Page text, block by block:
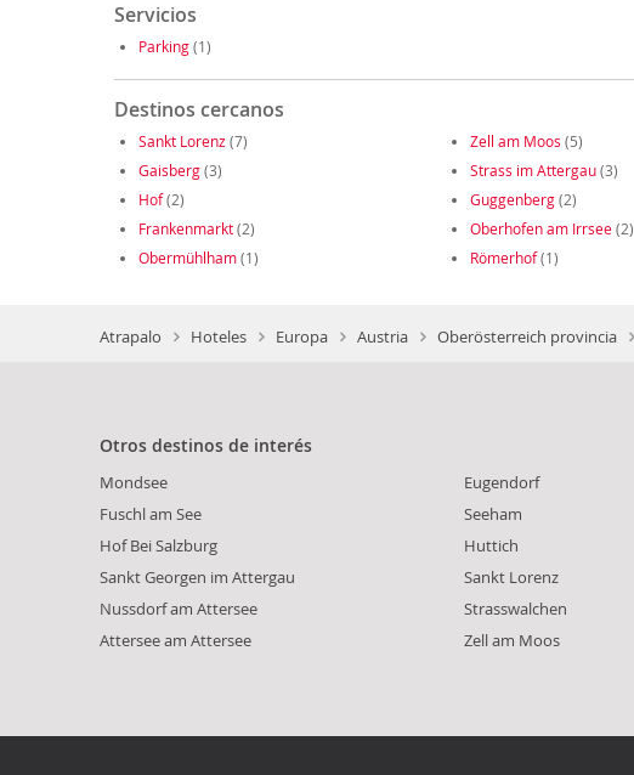
Servicios
Parking(1)
Destinos cercanos
Sankt Lorenz (7) Zell am Moos (5)
Gaisberg(3) Strass im Attergau(3)
Hof(2) Guggenberg(2)
Frankenmarkt(2) Oberhofen am Irrsee(2)
Obermühlham(1) Römerhof(1)
Atrapalo Hoteles Europa Austria Oberösterreich provincia
Otros destinos de interés
Mondsee
Fuschl am See
Hof Bei Salzburg
Sankt Georgen im Attergau
Nussdorf am Attersee
Attersee am Attersee
Eugendorf
Seeham
Huttich
Sankt Lorenz
Strasswalchen
Zell am Moos